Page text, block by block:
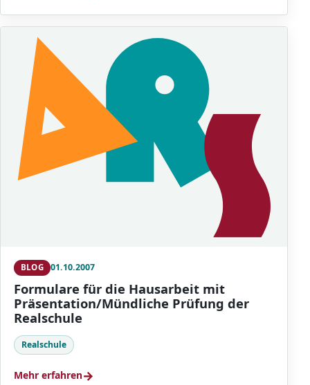
BLOG 01.10.2007
Formulare für die Hausarbeit mit
Präsentation/Mündliche Prüfung der
Realschule
Realschule
Mehr erfahren→